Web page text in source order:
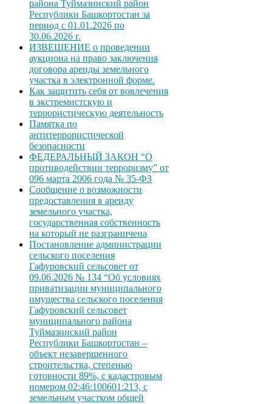
района Туймазинский район
Республики Башкортостан за
период с 01.01.2026 по
30.06.2026 г.
ИЗВЕЩЕНИЕ о проведении
аукциона на право заключения
договора аренды земельного
участка в электронной форме.
Как защитить себя от вовлечения
в экстремистскую и
террористическую деятельность
Памятка по
антитеррористической
безопасности
ФЕДЕРАЛЬНЫЙ ЗАКОН “О
противодействии терроризму” от
096 марта 2006 года № 35-ФЗ
Сообщение о возможности
предоставления в аренду
земельного участка,
государственная собственность
на который не разграничена
Постановление администрации
сельского поселения
Гафуровский сельсовет от
09.06.2026 № 134 “Об условиях
приватизации муниципального
имущества сельского поселения
Гафуровский сельсовет
муниципального района
Туймазинский район
Республики Башкортостан –
объект незавершенного
строительства, степенью
готовности 89%, с кадастровым
номером 02:46:100601:213, с
земельным участком общей